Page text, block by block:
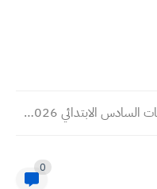
جدول امتحانات السادس الابتدائي 2026 الدور الأول الجديد
0